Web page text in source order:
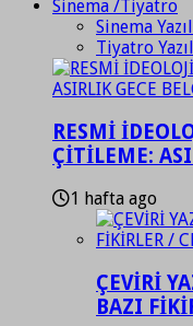
Sinema /Tiyatro
Sinema
Tiyatro
RESMİ
ÇİTİLEME:
1 hafta ago
ÇEVİRİ
BAZI